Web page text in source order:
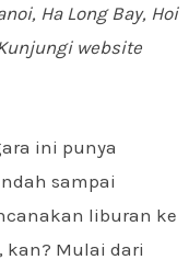
Ha Long Bay, Hoi
website
ini punya
sampai
liburan ke
kan? Mulai dari